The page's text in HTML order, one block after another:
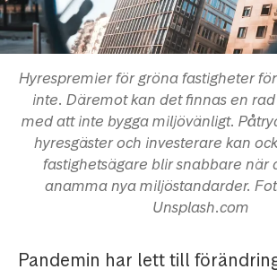
Hyrespremier för gröna fastigheter
inte. Däremot kan det finnas en
med att inte bygga miljövänligt.
hyresgäster och investerare kan
fastighetsägare blir snabbare när
anamma nya miljöstandarder.
Unsplash.com
Pandemin har lett till